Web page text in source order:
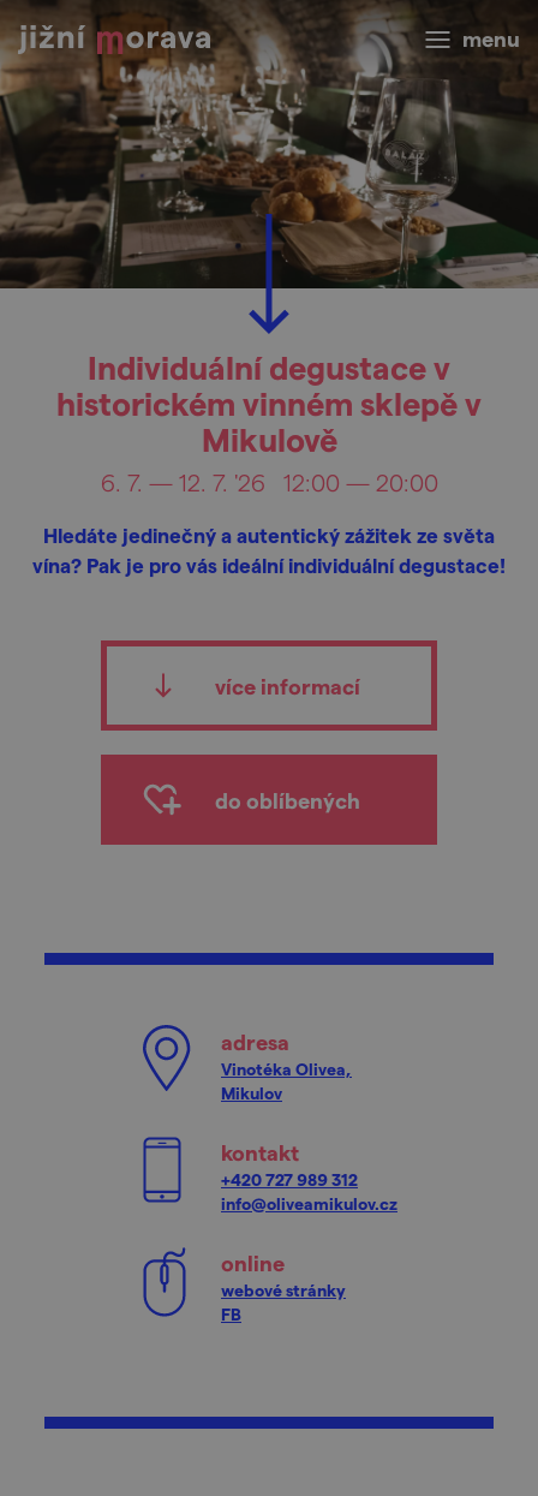
menu
Individuální degustace v
historickém vinném sklepě v
Mikulově
6. 7. — 12. 7. '26 12:00 — 20:00
Hledáte jedinečný a autentický zážitek ze světa
vína? Pak je pro vás ideální individuální degustace!
více informací
do oblíbených
adresa
Vinotéka Olivea,
Mikulov
kontakt
+420 727 989 312
info@oliveamikulov.cz
online
webové stránky
FB